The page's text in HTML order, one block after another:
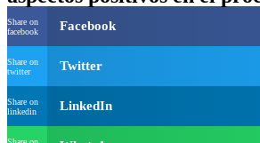
Share on
facebook
Facebook
Share on
twitter
Twitter
Share on
linkedin
LinkedIn